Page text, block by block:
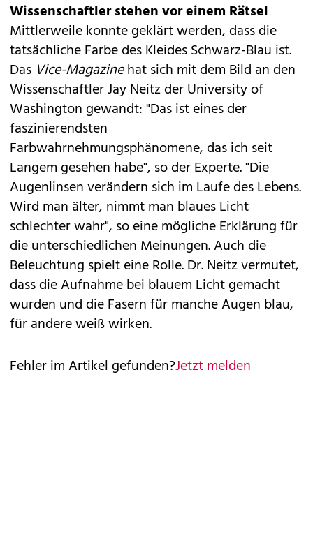
Wissenschaftler stehen vor einem Rätsel
Mittlerweile konnte geklärt werden, dass die
tatsächliche Farbe des Kleides Schwarz-Blau ist.
Das Vice-Magazinehat sich mit dem Bild an den
Wissenschaftler Jay Neitz der University of
Washington gewandt: "Das ist eines der
faszinierendsten
Farbwahrnehmungsphänomene, das ich seit
Langem gesehen habe", so der Experte. "Die
Augenlinsen verändern sich im Laufe des Lebens.
Wird man älter, nimmt man blaues Licht
schlechter wahr", so eine mögliche Erklärung für
die unterschiedlichen Meinungen. Auch die
Beleuchtung spielt eine Rolle. Dr. Neitz vermutet,
dass die Aufnahme bei blauem Licht gemacht
wurden und die Fasern für manche Augen blau,
für andere weiß wirken.
Fehler im Artikel gefunden?Jetzt melden